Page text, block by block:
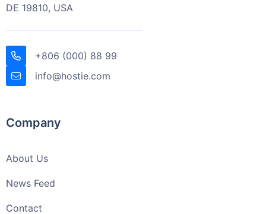
DE 19810, USA
+806 (000) 88 99
info@hostie.com
Company
About Us
News Feed
Contact